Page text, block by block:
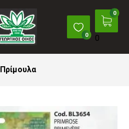
0
Πρίμουλα